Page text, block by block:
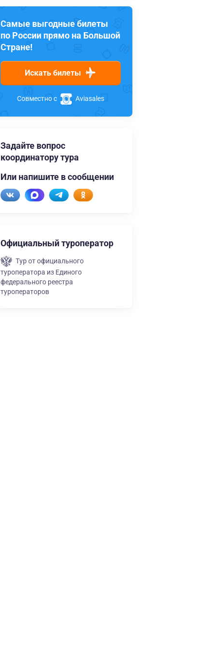
Самые выгодные билеты
по России прямо на Большой
Стране!
Искать билеты
Совместно с Aviasales
Задайте вопрос
координатору тура
Или напишите в сообщении
Официальный туроператор
Тур от официального
туроператора из Единого
федерального реестра
туроператоров